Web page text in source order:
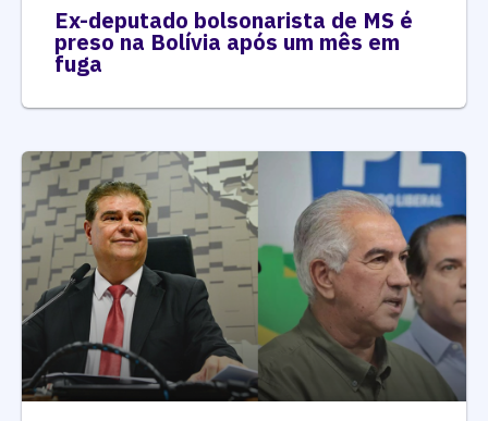
Ex-deputado bolsonarista de MS é
preso na Bolívia após um mês em
fuga